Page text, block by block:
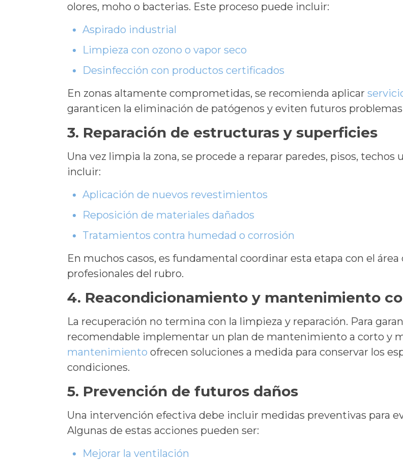
olores, moho o bacterias. Este proceso puede incluir:
Aspirado industrial
Limpieza con ozono o vapor seco
Desinfección con productos certificados
En zonas altamente comprometidas, se recomienda aplicar
garanticen la eliminación de patógenos y eviten futuros
3. Reparación de estructuras y superficies
Una vez limpia la zona, se procede a reparar paredes, pisos,
incluir:
Aplicación de nuevos revestimientos
Reposición de materiales dañados
Tratamientos contra humedad o corrosión
En muchos casos, es fundamental coordinar esta etapa con el
profesionales del rubro.
4. Reacondicionamiento y mantenimiento
La recuperación no termina con la limpieza y reparación. Para
recomendable implementar un plan de mantenimiento a corto y
mantenimiento ofrecen soluciones a medida para conservar los
condiciones.
5. Prevención de futuros daños
Una intervención efectiva debe incluir medidas preventivas para
Algunas de estas acciones pueden ser:
Mejorar la ventilación